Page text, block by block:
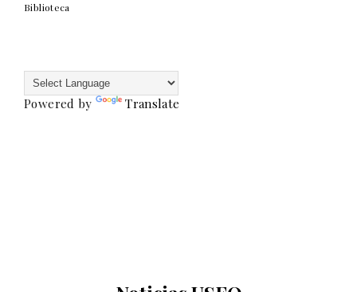
Biblioteca
Powered by Translate